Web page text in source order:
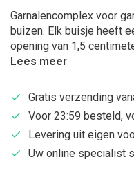
Garnalencomplex voor
buizen. Elk buisje heeft
opening van 1,5
Lees meer
Gratis verzending
Voor 23:59 besteld,
Levering uit eigen
Uw online specialist